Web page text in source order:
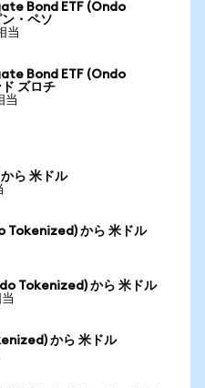
Bond ETF (Ondo
・ペソ
当
Bond ETF (Ondo
ズロチ
当
ら 米ドル
Tokenized) から 米ドル
Tokenized) から 米ドル
から 米ドル